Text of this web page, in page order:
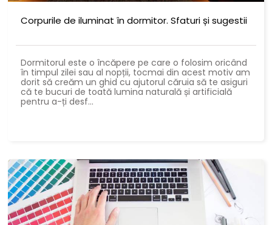
Corpurile de iluminat în dormitor. Sfaturi și sugestii
Dormitorul este o încăpere pe care o folosim oricând
în timpul zilei sau al nopții, tocmai din acest motiv am
dorit să creăm un ghid cu ajutorul căruia să te asiguri
că te bucuri de toată lumina naturală și artificială
pentru a-ți desf...